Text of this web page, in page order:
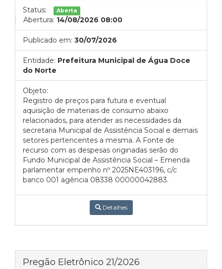
Status: Aberta
Abertura: 14/08/2026 08:00
Publicado em: 30/07/2026
Entidade: Prefeitura Municipal de Água Doce
do Norte
Objeto:
Registro de preços para futura e eventual
aquisição de materiais de consumo abaixo
relacionados, para atender as necessidades da
secretaria Municipal de Assistência Social e demais
setores pertencentes a mesma. A Fonte de
recurso com as despesas originadas serão do
Fundo Municipal de Assistência Social – Emenda
parlamentar empenho nº 2025NE403196, c/c
banco 001 agência 08338 00000042883.
Detalhes
Pregão Eletrônico 21/2026